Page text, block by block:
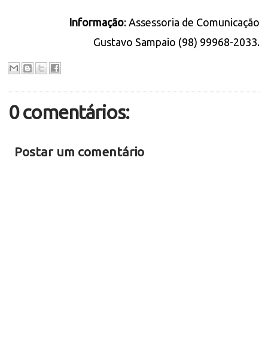
Informação: Assessoria de Comunicação
Gustavo Sampaio (98) 99968-2033.
0 comentários:
Postar um comentário